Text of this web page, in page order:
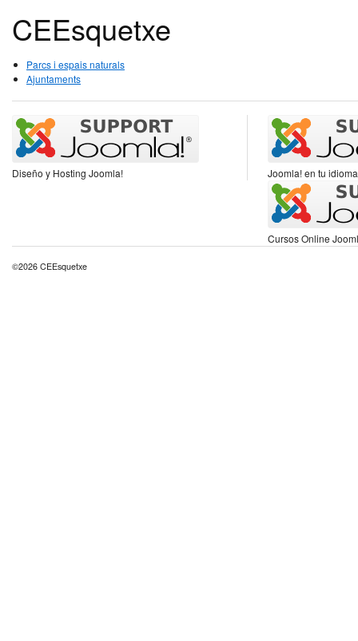
CEEsquetxe
Parcs i espais naturals
Ajuntaments
Diseño y Hosting Joomla! Joomla! en tu idioma
Cursos Online
©2026 CEEsquetxe